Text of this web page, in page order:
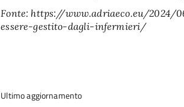
Fonte: https://www.adriaeco.eu/
essere-gestito-dagli-infermieri/
Ultimo aggiornamento